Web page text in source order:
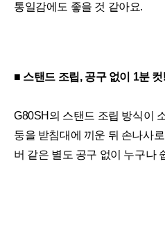
통일감에도 좋을 것 같아요.
■ 스탠드 조립, 공구 없이 1분 컷!
G80SH의 스탠드 조립 방식이
둥을 받침대에 끼운 뒤 손나사
버 같은 별도 공구 없이 누구나